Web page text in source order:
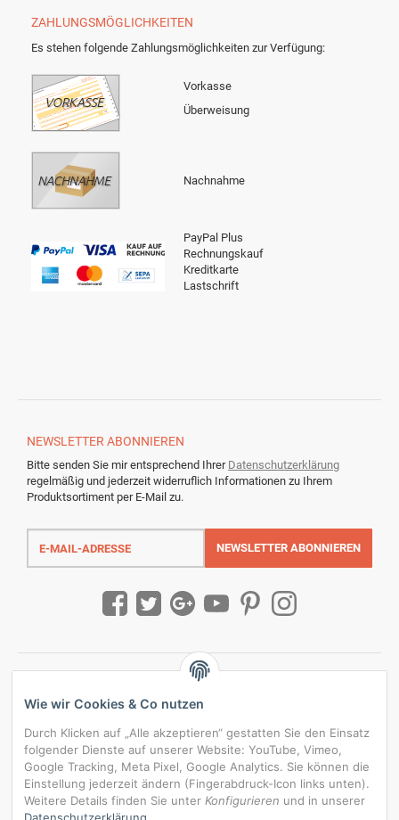
ZAHLUNGSMÖGLICHKEITEN
Es stehen folgende Zahlungsmöglichkeiten zur Verfügung:
Vorkasse
Überweisung
Nachnahme
PayPal Plus
Rechnungskauf
Kreditkarte
Lastschrift
NEWSLETTERABONNIEREN
Bitte senden Sie mir entsprechend Ihrer Datenschutzerklärung
regelmäßig und jederzeit widerruflich Informationen zu Ihrem
Produktsortiment per E-Mail zu.
E-
Mail-
NEWSLETTER ABONNIEREN
Wie wir Cookies & Co nutzen
Durch Klicken auf „Alle akzeptieren“ gestatten Sie den Einsatz
folgender Dienste auf unserer Website: YouTube, Vimeo,
Google Tracking, Meta Pixel, Google Analytics. Sie können die
Einstellung jederzeit ändern (Fingerabdruck-Icon links unten).
Weitere Details finden Sie unter Konfigurieren und in unserer
Datenschutzerklärung